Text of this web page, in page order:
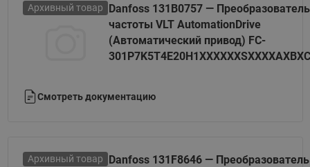
Архивный товар
Danfoss 131B0757 — Преобразователь
частоты VLT AutomationDrive
(Автоматический привод) FC-
Смотреть документацию
Архивный товар
Danfoss 131F8646 — Преобразователь